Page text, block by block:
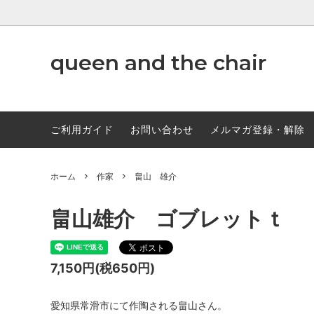
queen and the chair
ご利用ガイド
お問い合わせ メルマガ登録・解除
ホーム 作家 畠山 雄介
畠山雄介 ゴブレットｔ
7,150円(税650円)
愛知県常滑市にて作陶される畠山さん。